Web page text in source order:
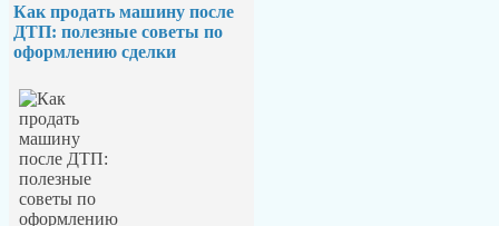
Как продать машину после
ДТП: полезные советы по
оформлению сделки